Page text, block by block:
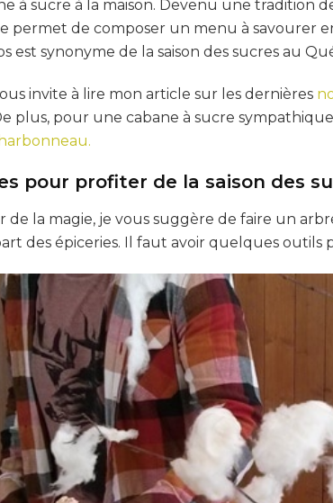
à sucre à la maison. Devenu une tradition
permet de composer un menu à savourer
est synonyme de la saison des sucres au
invite à lire mon article sur les dernières
plus, pour une cabane à sucre
pour profiter de la saison des
de la magie, je vous suggère de faire un
des épiceries. Il faut avoir quelques outils